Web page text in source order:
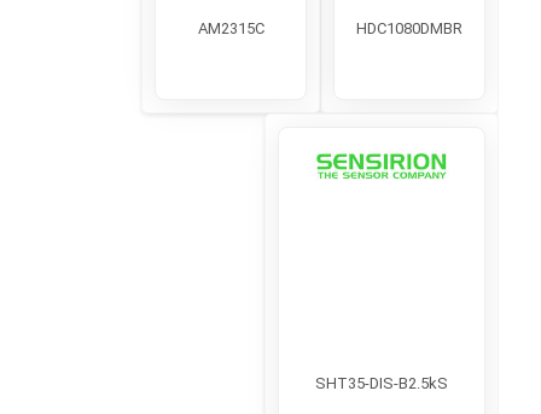
HDC1080DMBR
AM2315C
SHT35-DIS-B2.5kS